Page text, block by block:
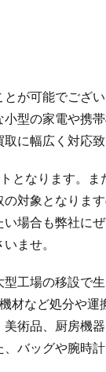
が可能でござ
型の家電や携
に幅広く対応致
となります。ま
対象となりま
場合も弊社に
ませ。
工場の移設で
材など処分や運
術品、厨房機
バッグや腕時